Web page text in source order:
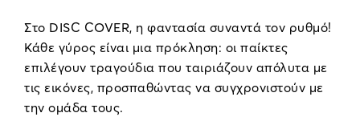
Στο DISC COVER, η φαντασία συναντά τον ρυθμό!
Κάθε γύρος είναι μια πρόκληση: οι παίκτες
επιλέγουν τραγούδια που ταιριάζουν απόλυτα με
τις εικόνες, προσπαθώντας να συγχρονιστούν με
την ομάδα τους.